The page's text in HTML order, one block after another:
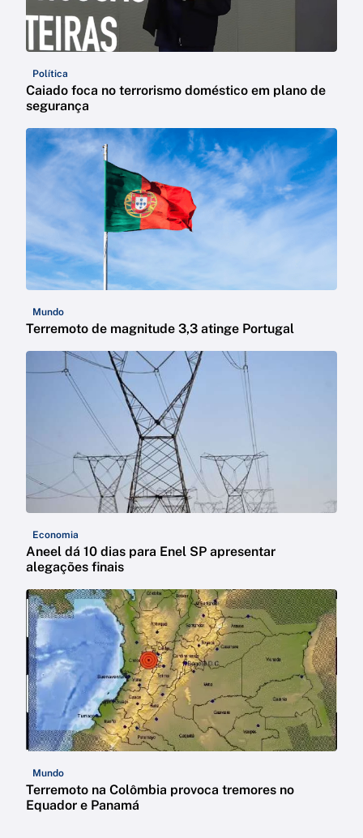
Política
Caiado foca no terrorismo doméstico em plano de
segurança
Mundo
Terremoto de magnitude 3,3 atinge Portugal
Economia
Aneel dá 10 dias para Enel SP apresentar
alegações finais
Mundo
Terremoto na Colômbia provoca tremores no
Equador e Panamá